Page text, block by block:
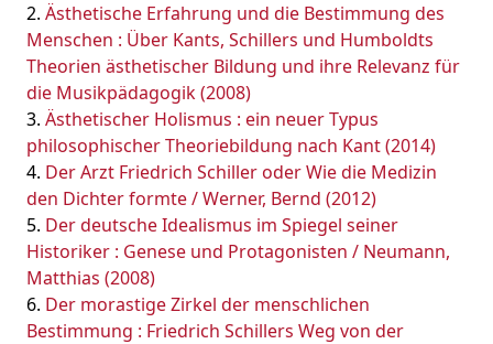
Ästhetische Erfahrung und die Bestimmung des
Menschen : Über Kants, Schillers und Humboldts
Theorien ästhetischer Bildung und ihre Relevanz für
die Musikpädagogik (2008)
Ästhetischer Holismus : ein neuer Typus
philosophischer Theoriebildung nach Kant (2014)
Der Arzt Friedrich Schiller oder Wie die Medizin
den Dichter formte / Werner, Bernd (2012)
Der deutsche Idealismus im Spiegel seiner
Historiker : Genese und Protagonisten / Neumann,
Matthias (2008)
Der morastige Zirkel der menschlichen
Bestimmung : Friedrich Schillers Weg von der